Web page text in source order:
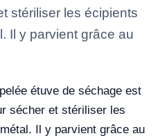
stériliser les écipients
Il y parvient grâce au
étuve de séchage est
sécher et stériliser les
Il y parvient grâce au